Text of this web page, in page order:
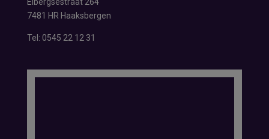
Eibergsestraat 264
7481 HR Haaksbergen
Tel: 0545 22 12 31